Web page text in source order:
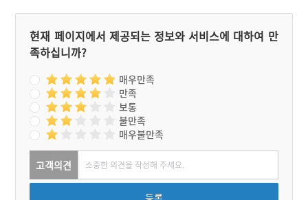
현재 페이지에서 제공되는 정보와 서비스에 대하여 만
족하십니까?
매우만족
만족
보통
불만족
매우불만족
고객의견